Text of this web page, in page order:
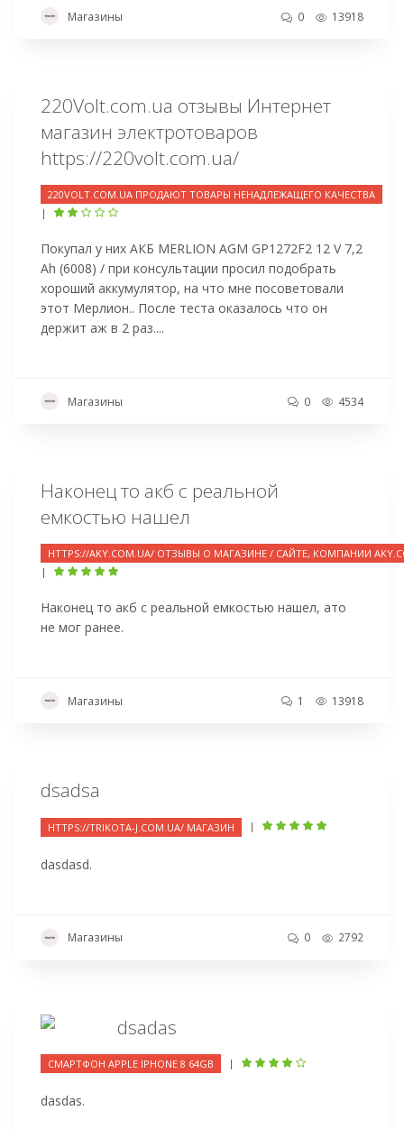
Магазины 0 13918
220Volt.com.ua отзывы Интернет
магазин электротоваров
https://220volt.com.ua/
220VOLT.COM.UA ПРОДАЮТ ТОВАРЫ НЕНАДЛЕЖАЩЕГО КАЧЕСТВА
|
Покупал у них АКБ MERLION AGM GP1272F2 12 V 7,2
Ah (6008) / при консультации просил подобрать
хороший аккумулятор, на что мне посоветовали
этот Мерлион.. После теста оказалось что он
держит аж в 2 раз....
Магазины 0 4534
Наконец то акб с реальной
емкостью нашел
HTTPS://AKY.COM.UA/ ОТЗЫВЫ О МАГАЗИНЕ / САЙТЕ, КОМПАНИИ
|
Наконец то акб с реальной емкостью нашел, ато
не мог ранее.
Магазины 1 13918
dsadsa
HTTPS://TRIKOTA-J.COM.UA/ МАГАЗИН |
dasdasd.
Магазины 0 2792
dsadas
СМАРТФОН APPLE IPHONE 8 64GB |
dasdas.